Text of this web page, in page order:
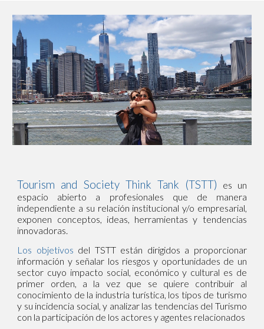
Tourism and Society Think Tank (TSTT) es un
espacio abierto a profesionales que de manera
independiente a su relación institucional y/o empresarial,
exponen conceptos, ideas, herramientas y tendencias
innovadoras.
Los objetivos del TSTT están dirigidos a proporcionar
información y señalar los riesgos y oportunidades de un
sector cuyo impacto social, económico y cultural es de
primer orden, a la vez que se quiere contribuir al
conocimiento de la industria turística, los tipos de turismo
y su incidencia social, y analizar las tendencias del Turismo
con la participación de los actores y agentes relacionados